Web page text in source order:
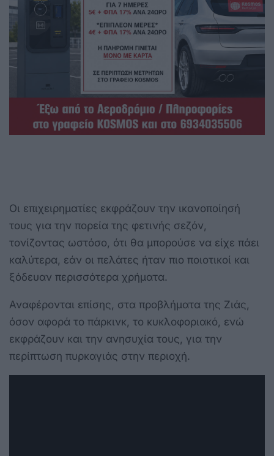
Οι επιχειρηματίες εκφράζουν την ικανοποίησή
τους για την πορεία της φετινής σεζόν,
τονίζοντας ωστόσο, ότι θα μπορούσε να είχε πάει
καλύτερα, εάν οι πελάτες ήταν πιο ποιοτικοί και
ξόδευαν περισσότερα χρήματα.
Αναφέρονται επίσης, στα προβλήματα της Ζιάς,
όσον αφορά το πάρκινκ, το κυκλοφοριακό, ενώ
εκφράζουν και την ανησυχία τους, για την
περίπτωση πυρκαγιάς στην περιοχή.